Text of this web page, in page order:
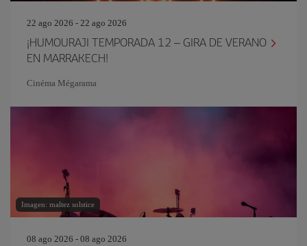
22 ago 2026 - 22 ago 2026
¡HUMOURAJI TEMPORADA 12 – GIRA DE VERANO
EN MARRAKECH!
Cinéma Mégarama
Imagen: maltez solstice
08 ago 2026 - 08 ago 2026